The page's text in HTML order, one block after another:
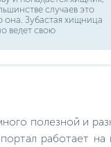
случаев это
она. Зубастая хищница
ведет свою
и в скромных лесных
полезной и
работает